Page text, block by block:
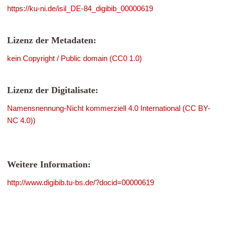
https://ku-ni.de/isil_DE-84_digibib_00000619
Lizenz der Metadaten:
kein Copyright / Public domain (CC0 1.0)
Lizenz der Digitalisate:
Namensnennung-Nicht kommerziell 4.0 International (CC BY-
NC 4.0))
Weitere Information:
http://www.digibib.tu-bs.de/?docid=00000619